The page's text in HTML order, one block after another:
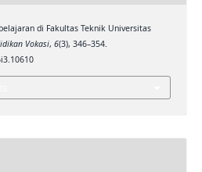
di Fakultas Teknik Universitas
Vokasi, 6(3), 346–354.